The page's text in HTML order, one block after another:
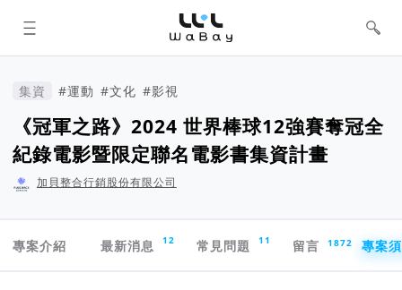
WaBay 挖貝 | 台灣最值得信賴的群眾
集資 / 群眾募資平台
集資 #運動 #文化 #影視
《冠軍之路》2024 世界棒球12強賽奪冠全
紀錄電影暨限定聯名電影書集資計畫
加貝整合行銷股份有限公司
專案介紹
最新消息 12 常見問題 11 留言 1872 專案